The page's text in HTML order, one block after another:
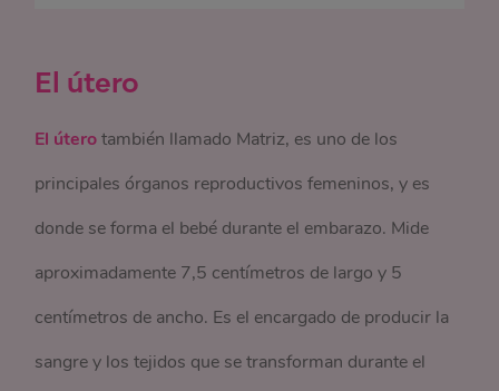
El útero
El úterotambién llamado Matriz, es uno de los
principales órganos reproductivos femeninos, y es
donde se forma el bebé durante el embarazo. Mide
aproximadamente 7,5 centímetros de largo y 5
centímetros de ancho. Es el encargado de producir la
sangre y los tejidos que se transforman durante el